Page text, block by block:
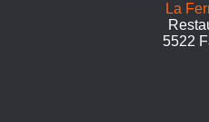
La
5522